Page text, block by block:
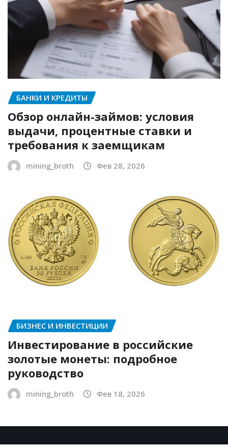
БАНКИ И КРЕДИТЫ
Обзор онлайн-займов: условия
выдачи, процентные ставки и
требования к заемщикам
mining_broth Фев 28, 2026
БИЗНЕС И ИНВЕСТИЦИИ
Инвестирование в российские
золотые монеты: подробное
руководство
mining_broth Фев 18, 2026